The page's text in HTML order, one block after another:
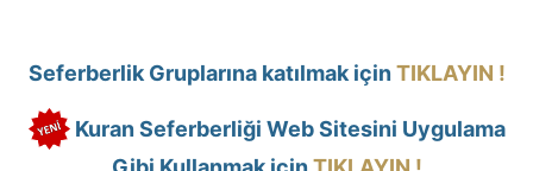
Ders
Notları
Seferberlik Gruplarına katılmak içinTIKLAYIN !
Kuran Seferberliği Web Sitesini Uygulama